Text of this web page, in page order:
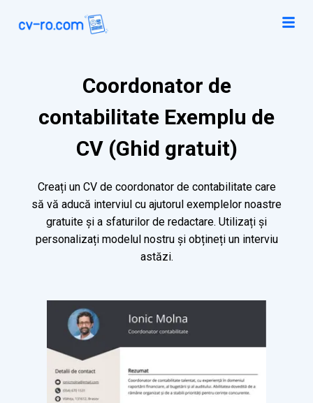
Coordonator de
contabilitate Exemplu de
CV (Ghid gratuit)
Creați un CV de coordonator de contabilitate care
să vă aducă interviul cu ajutorul exemplelor noastre
gratuite și a sfaturilor de redactare. Utilizați și
personalizați modelul nostru și obțineți un interviu
astăzi.